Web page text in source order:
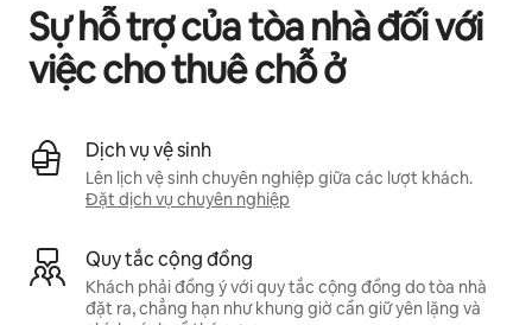
Sự hỗ trợ của tòa nhà đối với
việc cho thuê chỗ ở
Dịch vụ vệ sinh
Lên lịch vệ sinh chuyên nghiệp giữa các lượt khách.
Đặt dịch vụ chuyên nghiệp
Quy tắc cộng đồng
Khách phải đồng ý với quy tắc cộng đồng do tòa nhà
đặt ra, chẳng hạn như khung giờ cần giữ yên lặng và